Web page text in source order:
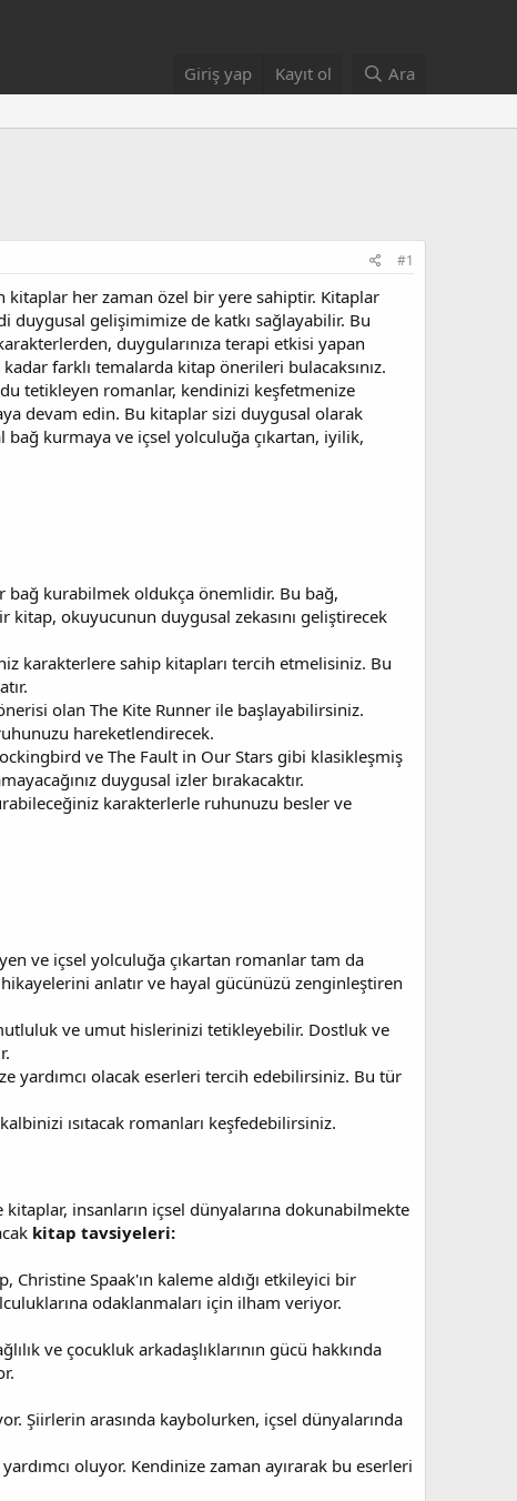
Giriş yap Kayıt ol Ara
#1
kitaplar her zaman özel bir yere sahiptir. Kitaplar
duygusal gelişimimize de katkı sağlayabilir. Bu
duygularınıza terapi etkisi yapan
farklı temalarda kitap önerileri bulacaksınız.
tetikleyen romanlar, kendinizi keşfetmenize
devam edin. Bu kitaplar sizi duygusal olarak
bağ kurmaya ve içsel yolculuğa çıkartan, iyilik,
kurabilmek oldukça önemlidir. Bu bağ,
okuyucunun duygusal zekasını geliştirecek
karakterlere sahip kitapları tercih etmelisiniz. Bu
olan The Kite Runner ile başlayabilirsiniz.
hareketlendirecek.
ve The Fault in Our Stars gibi klasikleşmiş
duygusal izler bırakacaktır.
karakterlerle ruhunuzu besler ve
ve içsel yolculuğa çıkartan romanlar tam da
anlatır ve hayal gücünüzü zenginleştiren
ve umut hislerinizi tetikleyebilir. Dostluk ve
yardımcı olacak eserleri tercih edebilirsiniz. Bu tür
ısıtacak romanları keşfedebilirsiniz.
kitaplar, insanların içsel dünyalarına dokunabilmekte
kitap tavsiyeleri:
Spaak'ın kaleme aldığı etkileyici bir
odaklanmaları için ilham veriyor.
ve çocukluk arkadaşlıklarının gücü hakkında
Şiirlerin arasında kaybolurken, içsel dünyalarında
oluyor. Kendinize zaman ayırarak bu eserleri